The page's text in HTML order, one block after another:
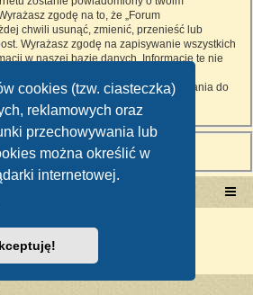
cookies (tzw. ciasteczka)
reklamowych oraz
przechowywania lub
można określić w
internetowej.
zgodę na to, że „Forum
chwili usunąć, zmienić, przenieść lub
Wyrażasz zgodę na zapisywanie wszystkich
w naszej bazie danych. Informacje te nie
nie ponosi odpowiedzialności za włamania do
dojść do kradzieży danych.
językowy dostarcza